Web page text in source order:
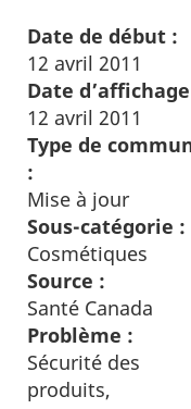
Date de début :
12 avril 2011
Date
12 avril 2011
Type de
:
Mise à jour
Sous-catégorie :
Cosmétiques
Source :
Santé Canada
Problème :
Sécurité des
produits,